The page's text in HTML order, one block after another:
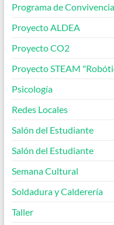
Programa de Convivencia
Proyecto ALDEA
Proyecto CO2
Proyecto STEAM
Psicología
Redes Locales
Salón del Estudiante
Salón del Estudiante
Semana Cultural
Soldadura y Calderería
Taller